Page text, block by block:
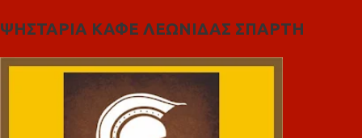
ΨΗΣΤΑΡΙΑ ΚΑΦΕ ΛΕΩΝΙΔΑΣ ΣΠΑΡΤΗ